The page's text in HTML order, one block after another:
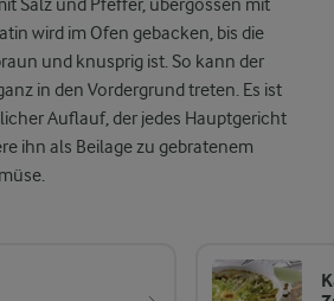
Salz und Pfeffer, übergossen mit
wird im Ofen gebacken, bis die
und knusprig ist. So kann der
in den Vordergrund treten. Es ist
Auflauf, der jedes Hauptgericht
ihn als Beilage zu gebratenem